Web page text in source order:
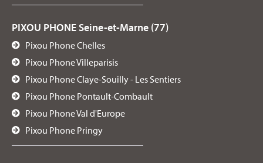
PIXOU PHONE Seine-et-Marne (77)
Pixou Phone Chelles
Pixou Phone Villeparisis
Pixou Phone Claye-Souilly - Les Sentiers
Pixou Phone Pontault-Combault
Pixou Phone Val d'Europe
Pixou Phone Pringy